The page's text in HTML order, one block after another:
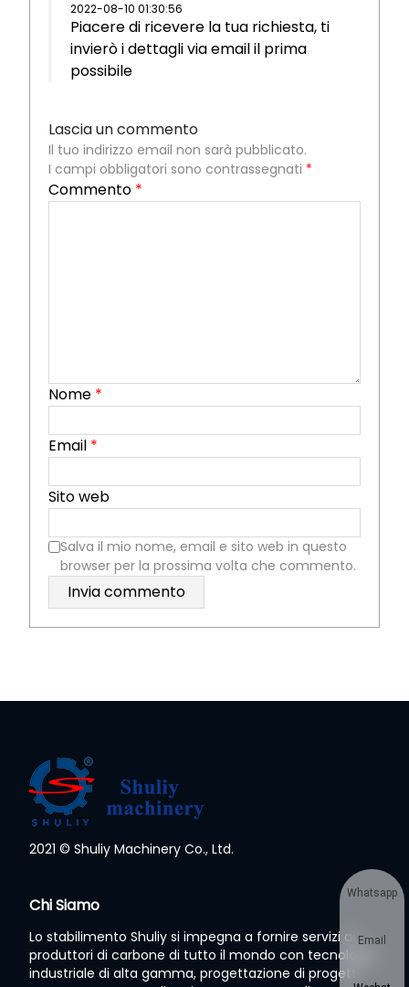
2022-08-10 01:30:56
Piacere di ricevere la tua richiesta, ti
invierò i dettagli via email il prima
possibile
Lascia un commento
Il tuo indirizzo email non sarà pubblicato.
I campi obbligatori sono contrassegnati *
Commento *
Nome *
Email *
Sito web
Salva il mio nome, email e sito web in questo
browser per la prossima volta che commento.
2021 © Shuliy Machinery Co., Ltd.
Chi Siamo
Lo stabilimento Shuliy si impegna a fornire servizi ai
produttori di carbone di tutto il mondo con tecnologia
industriale di alta gamma, progettazione di progetti
Whatsapp
Email